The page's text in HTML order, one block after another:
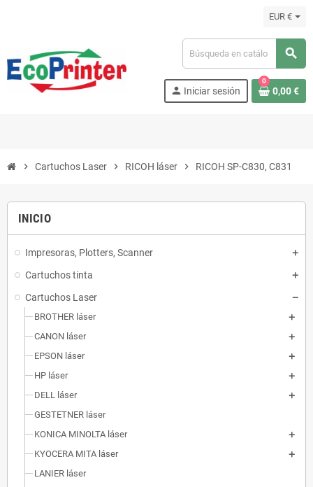
EUR €
search
person Iniciar sesión
0
0,00 €
chevron_right Cartuchos Laser chevron_right RICOH láser chevron_right RICOH SP-C830, C831
INICIO
Impresoras, Plotters, Scanner
Cartuchos tinta
Cartuchos Laser
BROTHER láser
CANON láser
EPSON láser
HP láser
DELL láser
GESTETNER láser
KONICA MINOLTA láser
KYOCERA MITA láser
LANIER láser